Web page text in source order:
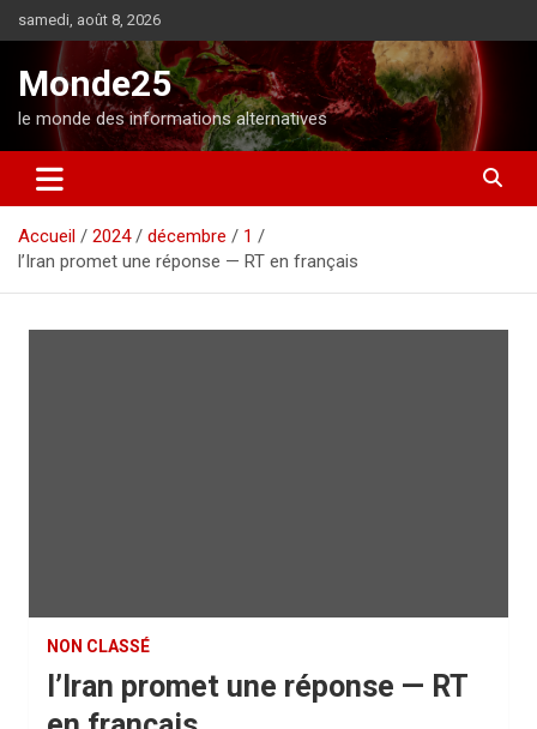
l
o
e
samedi, août 8, 2026
Monde25
le monde des informations alternatives
Accueil 2024 décembre
1
l’Iran promet une réponse — RT en français
NON CLASSÉ
l’Iran promet une réponse — RT